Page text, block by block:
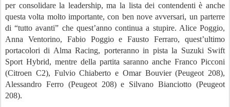
per consolidare la leadership, ma la lista dei contendenti è anche
questa volta molto importante, con ben nove avversari, un parterre
di “tutto avanti” che quest’anno continua a stupire. Alice Poggio,
Anna Ventorino, Fabio Poggio e Fausto Ferraro, quest’ultimo
portacolori di Alma Racing, porteranno in pista la Suzuki Swift
Sport Hybrid, mentre della partita saranno anche Franco Picconi
(Citroen C2), Fulvio Chiaberto e Omar Bouvier (Peugeot 208),
Alessandro Ferro (Peugeot 208) e Silvano Bianciotto (Peugeot
208).